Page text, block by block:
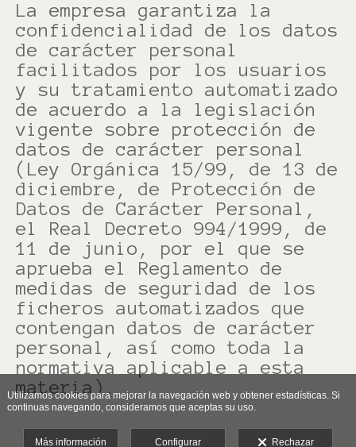
La empresa garantiza la
confidencialidad de los datos
de carácter personal
facilitados por los usuarios
y su tratamiento automatizado
de acuerdo a la legislación
vigente sobre protección de
datos de carácter personal
(Ley Orgánica 15/99, de 13 de
diciembre, de Protección de
Datos de Carácter Personal,
el Real Decreto 994/1999, de
11 de junio, por el que se
aprueba el Reglamento de
medidas de seguridad de los
ficheros automatizados que
contengan datos de carácter
personal, así como toda la
normativa aplicable a esta
materia).
Utilizamos cookies para mejorar la navegación web y obtener estadísticas. Si
continuas navegando, consideramos que aceptas su uso.
Más información Configurar Rechazar